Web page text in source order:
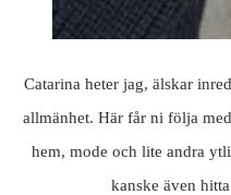
Catarina heter jag, älskar
allmänhet. Här får ni följa
hem, mode och lite andra
kanske även